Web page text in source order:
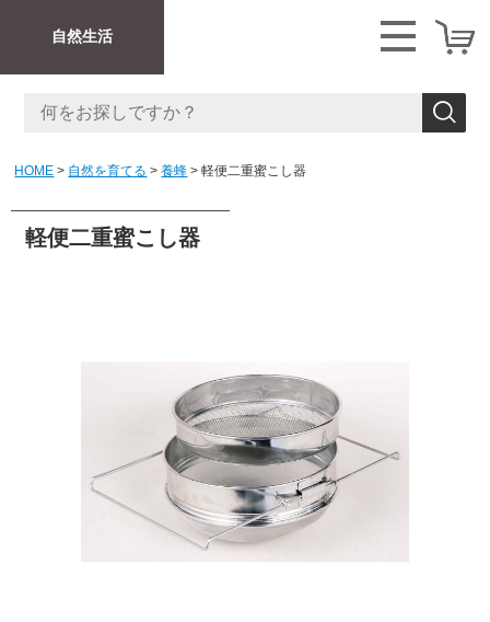
自然生活
HOME 自然を育てる 養蜂 軽便二重蜜こし器
軽便二重蜜こし器